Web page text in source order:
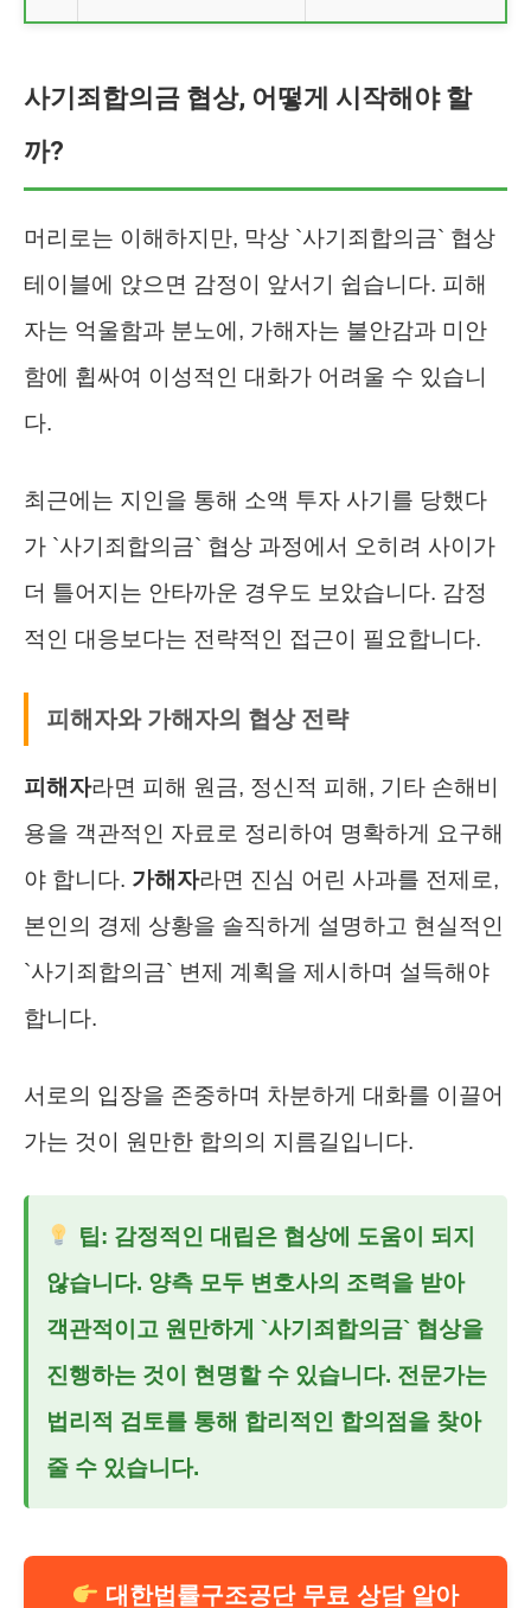
사기죄합의금 협상, 어떻게 시작해야 할
까?
머리로는 이해하지만, 막상 `사기죄합의금` 협상
테이블에 앉으면 감정이 앞서기 쉽습니다. 피해
자는 억울함과 분노에, 가해자는 불안감과 미안
함에 휩싸여 이성적인 대화가 어려울 수 있습니
다.
최근에는 지인을 통해 소액 투자 사기를 당했다
가 `사기죄합의금` 협상 과정에서 오히려 사이가
더 틀어지는 안타까운 경우도 보았습니다. 감정
적인 대응보다는 전략적인 접근이 필요합니다.
피해자와 가해자의 협상 전략
피해자라면 피해 원금, 정신적 피해, 기타 손해비
용을 객관적인 자료로 정리하여 명확하게 요구해
야 합니다. 가해자라면 진심 어린 사과를 전제로,
본인의 경제 상황을 솔직하게 설명하고 현실적인
`사기죄합의금` 변제 계획을 제시하며 설득해야
합니다.
서로의 입장을 존중하며 차분하게 대화를 이끌어
가는 것이 원만한 합의의 지름길입니다.
팁: 감정적인 대립은 협상에 도움이 되지
않습니다. 양측 모두 변호사의 조력을 받아
객관적이고 원만하게 `사기죄합의금` 협상을
진행하는 것이 현명할 수 있습니다. 전문가는
법리적 검토를 통해 합리적인 합의점을 찾아
줄 수 있습니다.
대한법률구조공단 무료 상담 알아